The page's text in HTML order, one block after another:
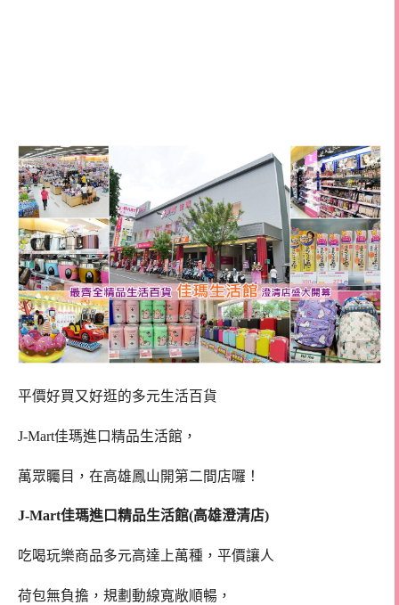
平價好買又好逛的多元生活百貨
J-Mart佳瑪進口精品生活館，
萬眾矚目，在高雄鳳山開第二間店囉！
J-Mart佳瑪進口精品生活館(高雄澄清店)
吃喝玩樂商品多元高達上萬種，平價讓人
荷包無負擔，規劃動線寬敞順暢，